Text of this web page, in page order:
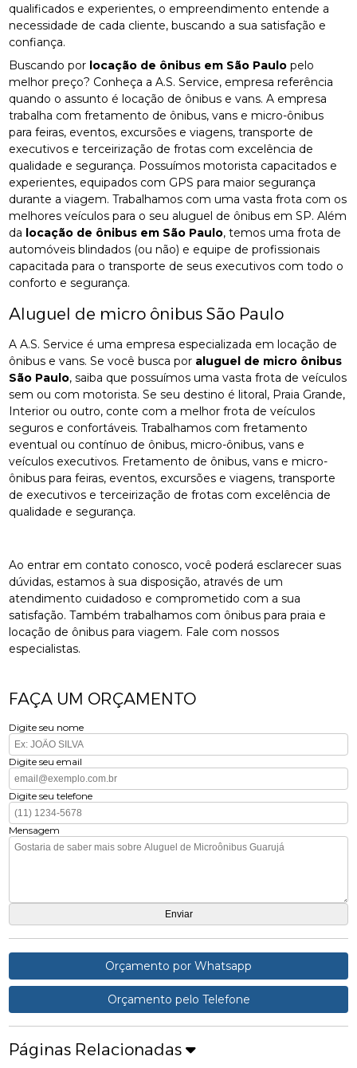
qualificados e experientes, o empreendimento entende a
necessidade de cada cliente, buscando a sua satisfação e
confiança.
Buscando por locação de ônibus em São Paulo pelo
melhor preço? Conheça a A.S. Service, empresa referência
quando o assunto é locação de ônibus e vans. A empresa
trabalha com fretamento de ônibus, vans e micro-ônibus
para feiras, eventos, excursões e viagens, transporte de
executivos e terceirização de frotas com excelência de
qualidade e segurança. Possuímos motorista capacitados e
experientes, equipados com GPS para maior segurança
durante a viagem. Trabalhamos com uma vasta frota com os
melhores veículos para o seu aluguel de ônibus em SP. Além
da locação de ônibus em São Paulo, temos uma frota de
automóveis blindados (ou não) e equipe de profissionais
capacitada para o transporte de seus executivos com todo o
conforto e segurança.
Aluguel de micro ônibus São Paulo
A A.S. Service é uma empresa especializada em locação de
ônibus e vans. Se você busca por aluguel de micro ônibus
São Paulo, saiba que possuímos uma vasta frota de veículos
sem ou com motorista. Se seu destino é litoral, Praia Grande,
Interior ou outro, conte com a melhor frota de veículos
seguros e confortáveis. Trabalhamos com fretamento
eventual ou contínuo de ônibus, micro-ônibus, vans e
veículos executivos. Fretamento de ônibus, vans e micro-
ônibus para feiras, eventos, excursões e viagens, transporte
de executivos e terceirização de frotas com excelência de
qualidade e segurança.
Ao entrar em contato conosco, você poderá esclarecer suas
dúvidas, estamos à sua disposição, através de um
atendimento cuidadoso e comprometido com a sua
satisfação. Também trabalhamos com ônibus para praia e
locação de ônibus para viagem. Fale com nossos
especialistas.
FAÇA UM ORÇAMENTO
Digite seu nome
Digite seu email
Digite seu telefone
Mensagem
Orçamento por Whatsapp
Orçamento pelo Telefone
Páginas Relacionadas